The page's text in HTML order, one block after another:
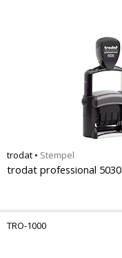
trodat • Stempel
trodat professional 5030
TRO-1000